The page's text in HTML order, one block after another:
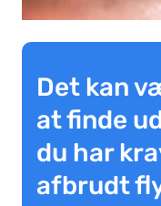
Det kan
at finde
du har
afbrudt